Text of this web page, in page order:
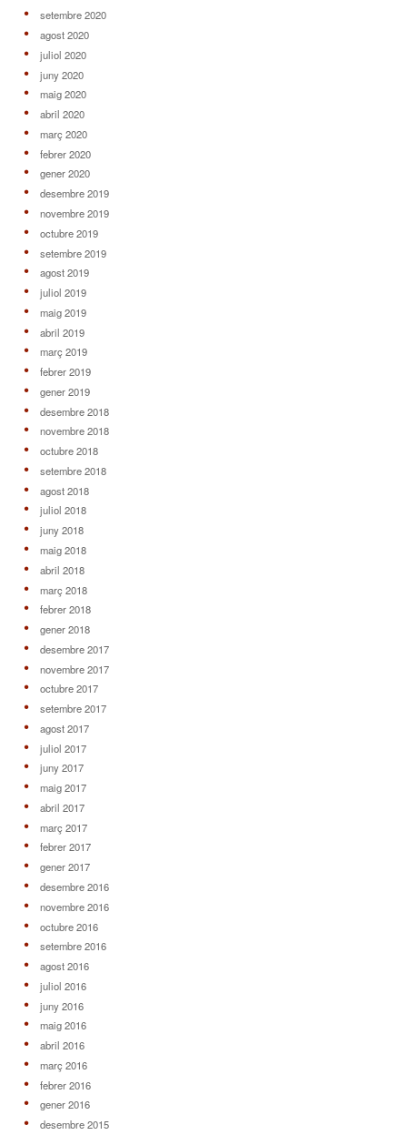
setembre 2020
agost 2020
juliol 2020
juny 2020
maig 2020
abril 2020
març 2020
febrer 2020
gener 2020
desembre 2019
novembre 2019
octubre 2019
setembre 2019
agost 2019
juliol 2019
maig 2019
abril 2019
març 2019
febrer 2019
gener 2019
desembre 2018
novembre 2018
octubre 2018
setembre 2018
agost 2018
juliol 2018
juny 2018
maig 2018
abril 2018
març 2018
febrer 2018
gener 2018
desembre 2017
novembre 2017
octubre 2017
setembre 2017
agost 2017
juliol 2017
juny 2017
maig 2017
abril 2017
març 2017
febrer 2017
gener 2017
desembre 2016
novembre 2016
octubre 2016
setembre 2016
agost 2016
juliol 2016
juny 2016
maig 2016
abril 2016
març 2016
febrer 2016
gener 2016
desembre 2015